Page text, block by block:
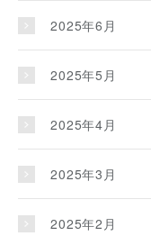
2025年6月
2025年5月
2025年4月
2025年3月
2025年2月